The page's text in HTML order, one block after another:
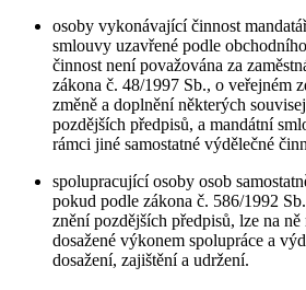
osoby vykonávající činnost
smlouvy uzavřené podle
činnost není považována za
zákona č. 48/1997 Sb., o veřejném
změně a doplnění některých
pozdějších předpisů, a mandátní
rámci jiné samostatné výdělečné
spolupracující osoby osob
pokud podle zákona č. 586/1992
znění pozdějších předpisů, lze na
dosažené výkonem spolupráce a
dosažení, zajištění a udržení.